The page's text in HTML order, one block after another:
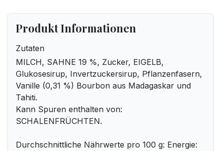
Produkt Informationen
Zutaten
MILCH, SAHNE 19 %, Zucker, EIGELB,
Glukosesirup, Invertzuckersirup, Pflanzenfasern,
Vanille (0,31 %) Bourbon aus Madagaskar und
Tahiti.
Kann Spuren enthalten von:
SCHALENFRÜCHTEN.
Durchschnittliche Nährwerte pro 100 g: Energie: